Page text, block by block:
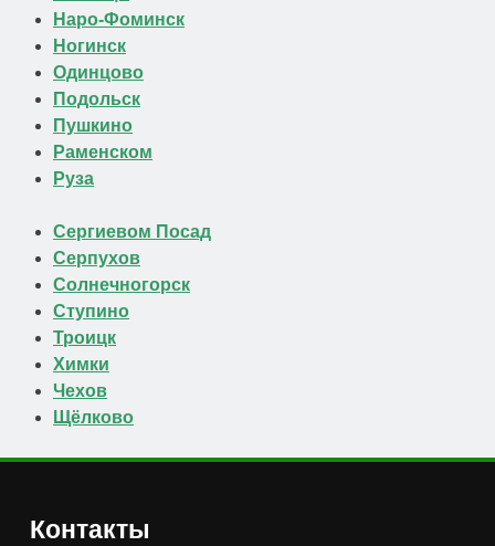
Наро-Фоминск
Ногинск
Одинцово
Подольск
Пушкино
Раменском
Руза
Сергиевом Посад
Серпухов
Солнечногорск
Ступино
Троицк
Химки
Чехов
Щёлково
Контакты